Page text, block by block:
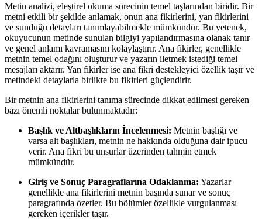
Metin analizi, eleştirel okuma sürecinin temel taşlarından biridir. Bir
metni etkili bir şekilde anlamak, onun ana fikirlerini, yan fikirlerini
ve sunduğu detayları tanımlayabilmekle mümkündür. Bu yetenek,
okuyucunun metinde sunulan bilgiyi yapılandırmasına olanak tanır
ve genel anlamı kavramasını kolaylaştırır. Ana fikirler, genellikle
metnin temel odağını oluşturur ve yazarın iletmek istediği temel
mesajları aktarır. Yan fikirler ise ana fikri destekleyici özellik taşır ve
metindeki detaylarla birlikte bu fikirleri güçlendirir.
Bir metnin ana fikirlerini tanıma sürecinde dikkat edilmesi gereken
bazı önemli noktalar bulunmaktadır:
Başlık ve Altbaşlıkların İncelenmesi: Metnin başlığı ve
varsa alt başlıkları, metnin ne hakkında olduğuna dair ipucu
verir. Ana fikri bu unsurlar üzerinden tahmin etmek
mümkündür.
Giriş ve Sonuç Paragraflarına Odaklanma: Yazarlar
genellikle ana fikirlerini metnin başında sunar ve sonuç
paragrafında özetler. Bu bölümler özellikle vurgulanması
gereken içerikler taşır.